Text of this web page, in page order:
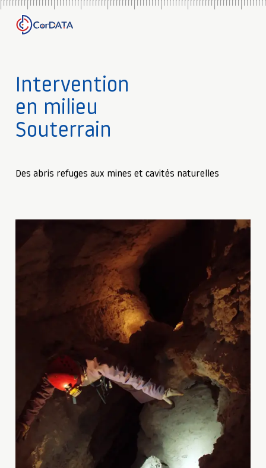
Intervention
en milieu
Souterrain
Des abris refuges aux mines et cavités naturelles